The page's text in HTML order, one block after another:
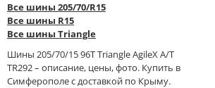
Все шины 205/70/R15
Все шины R15
Все шины Triangle
Шины 205/70/15 96T Triangle AgileX A/T
TR292 – описание, цены, фото. Купить в
Симферополе с доставкой по Крыму.